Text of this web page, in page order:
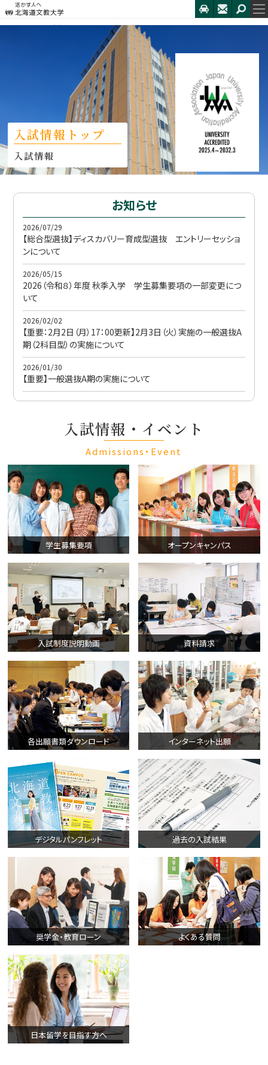
HOME
入試情報トップ
お知らせ
2026/07/29
【総合型選抜】ディスカバリー育成型選抜 エントリーセッショ
ンについて
2026/05/15
2026（令和８）年度 秋季入学 学生募集要項の一部変更につ
いて
2026/02/02
【重要：2月2日（月）17：00更新】2月3日（火）実施の一般選抜A
期（2科目型）の実施について
2026/01/30
【重要】一般選抜A期の実施について
入試情報・イベント
Admissions・Event
学生募集要項 オープンキャンパス
入試制度説明動画 資料請求
各出願書類ダウンロード インターネット出願
デジタルパンフレット 過去の入試結果
奨学金・教育ローン よくある質問
日本留学を目指す方へ